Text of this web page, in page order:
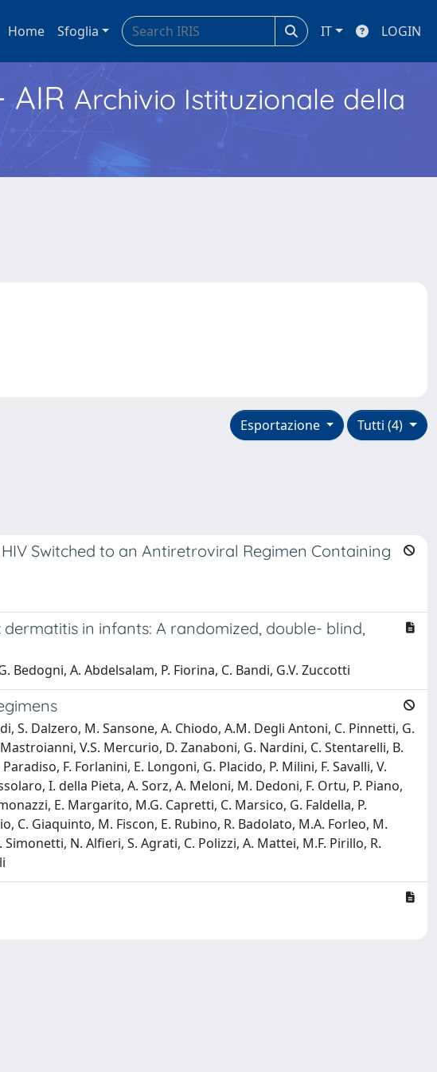
Home Sfoglia IT LOGIN
AIR Archivio Istituzionale della
Tutti (4)
Esportazione
Switched to an Antiretroviral Regimen Containing
in infants: A randomized, double- blind,
Bedogni, A. Abdelsalam, P. Fiorina, C. Bandi, G.V. Zuccotti
S. Dalzero, M. Sansone, A. Chiodo, A.M. Degli Antoni, C. Pinnetti, G.
V.S. Mercurio, D. Zanaboni, G. Nardini, C. Stentarelli, B.
F. Forlanini, E. Longoni, G. Placido, P. Milini, F. Savalli, V.
I. della Pieta, A. Sorz, A. Meloni, M. Dedoni, F. Ortu, P. Piano,
E. Margarito, M.G. Capretti, C. Marsico, G. Faldella, P.
C. Giaquinto, M. Fiscon, E. Rubino, R. Badolato, M.A. Forleo, M.
N. Alfieri, S. Agrati, C. Polizzi, A. Mattei, M.F. Pirillo, R.